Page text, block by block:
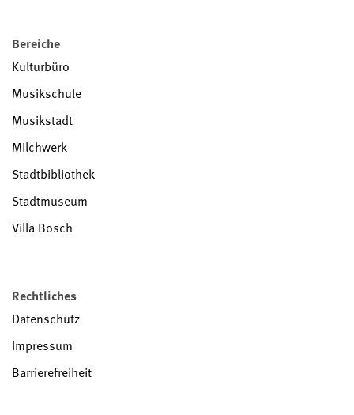
Bereiche
Kulturbüro
Musikschule
Musikstadt
Milchwerk
Stadtbibliothek
Stadtmuseum
Villa Bosch
Rechtliches
Datenschutz
Impressum
Barrierefreiheit